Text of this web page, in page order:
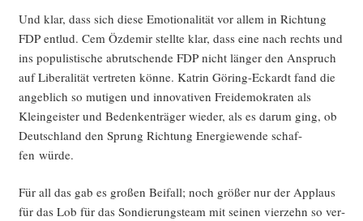
Und klar, dass sich die­se Emo­tio­na­li­tät vor allem in Rich­tung
FDP ent­lud. Cem Özd­emir stell­te klar, dass eine nach rechts und
ins popu­lis­ti­sche abrut­schen­de FDP nicht län­ger den Anspruch
auf Libe­ra­li­tät ver­tre­ten kön­ne. Kat­rin Göring-Eckardt fand die
angeb­lich so muti­gen und inno­va­ti­ven Frei­de­mo­kra­ten als
Klein­geis­ter und Beden­ken­trä­ger wie­der, als es dar­um ging, ob
Deutsch­land den Sprung Rich­tung Ener­gie­wen­de schaf­
fen würde.
Für all das gab es gro­ßen Bei­fall; noch grö­ßer nur der Applaus
für das Lob für das Son­die­rungs­team mit sei­nen vier­zehn so ver­